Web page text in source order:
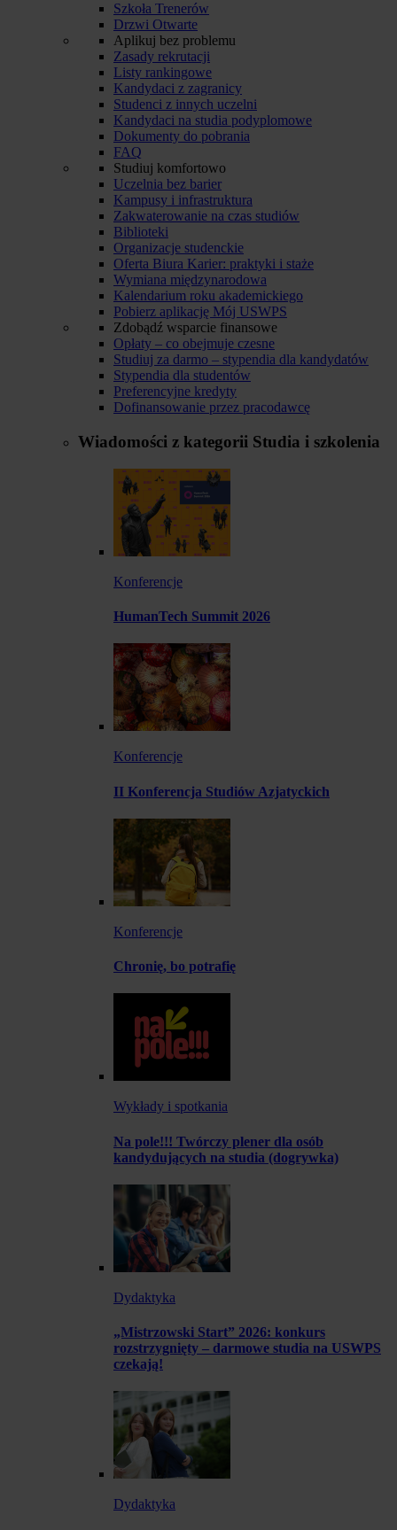
Szkoła Trenerów
Drzwi Otwarte
Aplikuj bez problemu
Zasady rekrutacji
Listy rankingowe
Kandydaci z zagranicy
Studenci z innych uczelni
Kandydaci na studia podyplomowe
Dokumenty do pobrania
FAQ
Studiuj komfortowo
Uczelnia bez barier
Kampusy i infrastruktura
Zakwaterowanie na czas studiów
Biblioteki
Organizacje studenckie
Oferta Biura Karier: praktyki i staże
Wymiana międzynarodowa
Kalendarium roku akademickiego
Pobierz aplikację Mój USWPS
Zdobądź wsparcie finansowe
Opłaty – co obejmuje czesne
Studiuj za darmo – stypendia dla kandydatów
Stypendia dla studentów
Preferencyjne kredyty
Dofinansowanie przez pracodawcę
Wiadomości z kategorii Studia i szkolenia
Konferencje
HumanTech Summit 2026
Konferencje
II Konferencja Studiów Azjatyckich
Konferencje
Chronię, bo potrafię
Wykłady i spotkania
Na pole!!! Twórczy plener dla osób
kandydujących na studia (dogrywka)
Dydaktyka
„Mistrzowski Start” 2026: konkurs
rozstrzygnięty – darmowe studia na USWPS
czekają!
Dydaktyka